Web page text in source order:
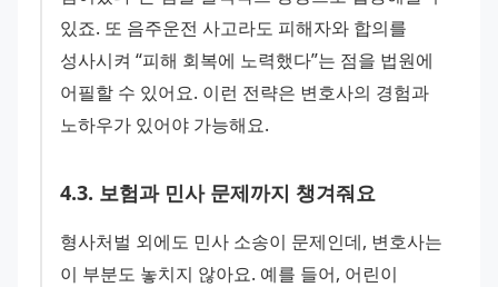
있죠. 또 음주운전 사고라도 피해자와 합의를
성사시켜 “피해 회복에 노력했다”는 점을 법원에
어필할 수 있어요. 이런 전략은 변호사의 경험과
노하우가 있어야 가능해요.
4.3. 보험과 민사 문제까지 챙겨줘요
형사처벌 외에도 민사 소송이 문제인데, 변호사는
이 부분도 놓치지 않아요. 예를 들어, 어린이